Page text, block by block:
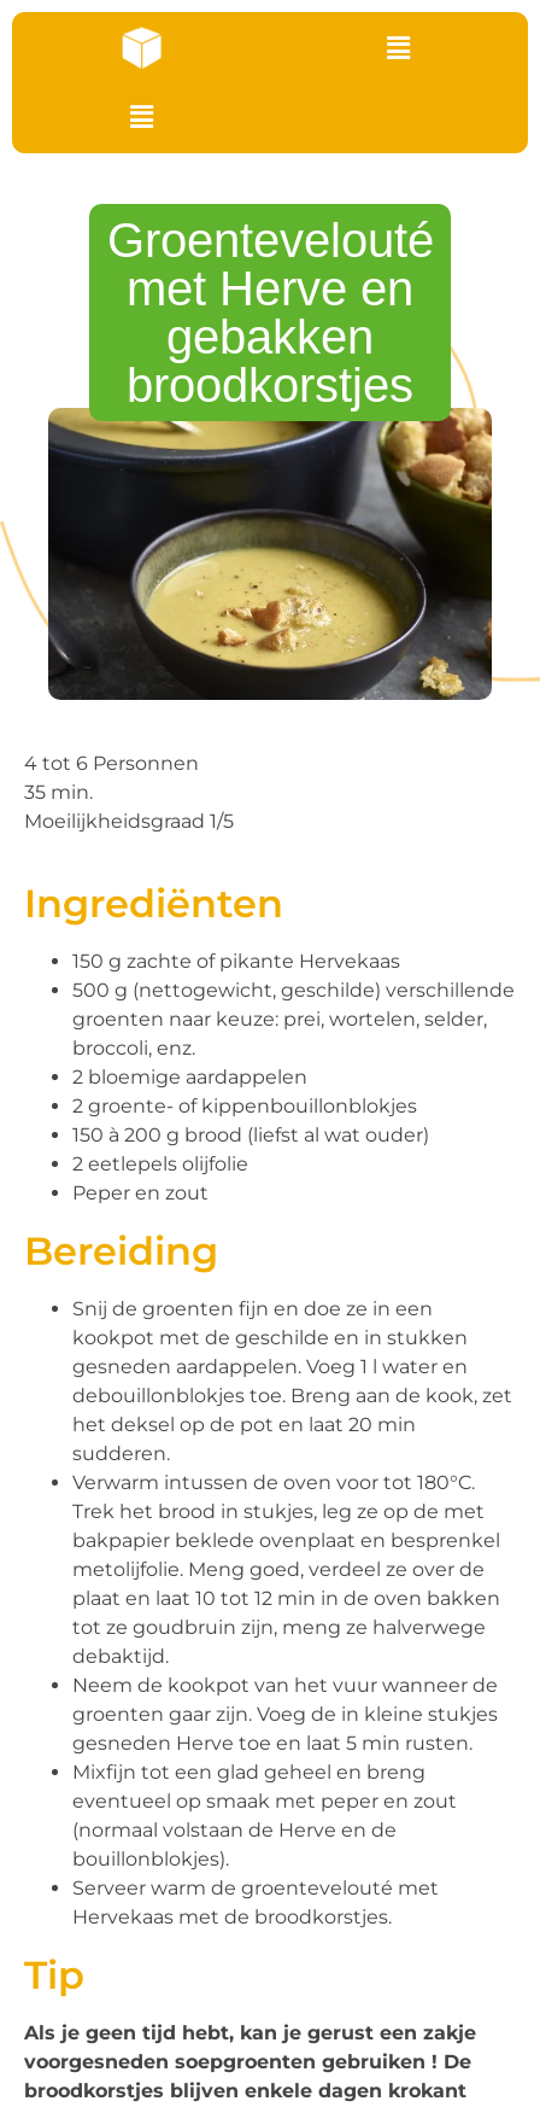
Groentevelouté
met Herve en
gebakken
broodkorstjes
4 tot 6 Personnen
35 min.
Moeilijkheidsgraad 1/5
Ingrediënten
150 g zachte of pikante Hervekaas
500 g (nettogewicht, geschilde) verschillende
groenten naar keuze: prei, wortelen, selder,
broccoli, enz.
2 bloemige aardappelen
2 groente- of kippenbouillonblokjes
150 à 200 g brood (liefst al wat ouder)
2 eetlepels olijfolie
Peper en zout
Bereiding
Snij de groenten fijn en doe ze in een
kookpot met de geschilde en in stukken
gesneden aardappelen. Voeg 1 l water en
debouillonblokjes toe. Breng aan de kook, zet
het deksel op de pot en laat 20 min
sudderen.
Verwarm intussen de oven voor tot 180°C.
Trek het brood in stukjes, leg ze op de met
bakpapier beklede ovenplaat en besprenkel
metolijfolie. Meng goed, verdeel ze over de
plaat en laat 10 tot 12 min in de oven bakken
tot ze goudbruin zijn, meng ze halverwege
debaktijd.
Neem de kookpot van het vuur wanneer de
groenten gaar zijn. Voeg de in kleine stukjes
gesneden Herve toe en laat 5 min rusten.
Mixfijn tot een glad geheel en breng
eventueel op smaak met peper en zout
(normaal volstaan de Herve en de
bouillonblokjes).
Serveer warm de groentevelouté met
Hervekaas met de broodkorstjes.
Tip
Als je geen tijd hebt, kan je gerust een zakje
voorgesneden soepgroenten gebruiken ! De
broodkorstjes blijven enkele dagen krokant